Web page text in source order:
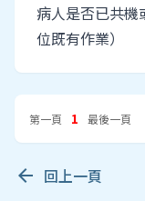
病人是否已共機
位既有作業）
第一頁 1 最後一頁
arrow_back 回上一頁